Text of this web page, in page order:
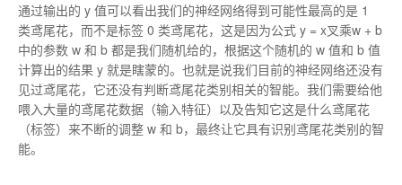
通过输出的 y 值可以看出我们的神经网络得到可能性最高的是 1
类鸢尾花，而不是标签 0 类鸢尾花，这是因为公式 y = x叉乘w + b
中的参数 w 和 b 都是我们随机给的，根据这个随机的 w 值和 b 值
计算出的结果 y 就是瞎蒙的。也就是说我们目前的神经网络还没有
见过鸢尾花，它还没有判断鸢尾花类别相关的智能。我们需要给他
喂入大量的鸢尾花数据（输入特征）以及告知它这是什么鸢尾花
（标签）来不断的调整 w 和 b，最终让它具有识别鸢尾花类别的智
能。